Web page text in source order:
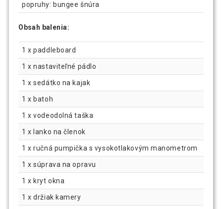
popruhy: bungee šnúra
Obsah balenia:
1 x paddleboard
1 x nastaviteľné pádlo
1 x sedátko na kajak
1 x batoh
1 x vodeodolná taška
1 x lanko na členok
1 x ručná pumpička s vysokotlakovým manometrom
1 x súprava na opravu
1 x kryt okna
1 x držiak kamery